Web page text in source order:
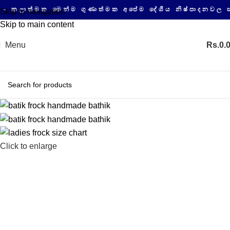
Skip to navigation
Skip to main content
මෙන්ම ගුණාත්මක අපේම දේශීය නිෂ්පාදනවල
Menu Rs.
Click to enlarge